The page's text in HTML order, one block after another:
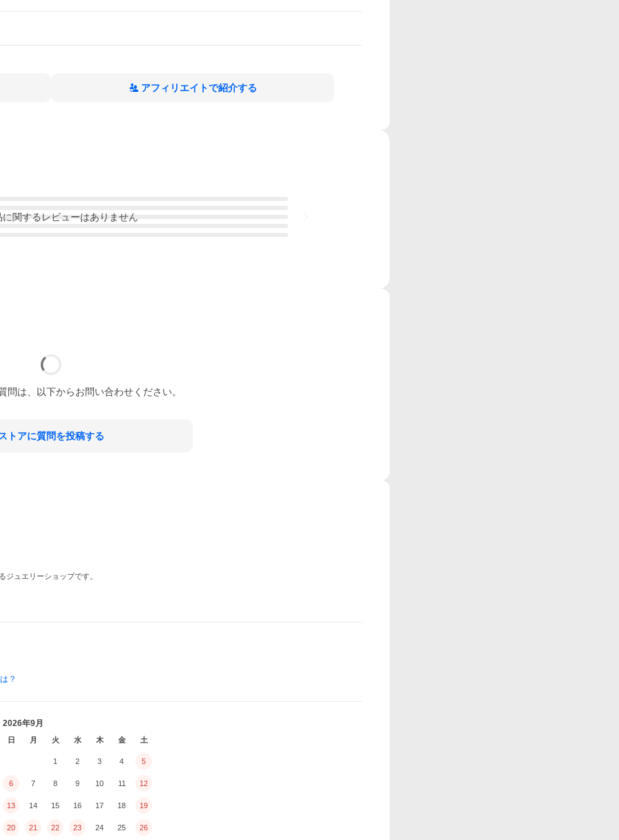
アフィリエイトで紹介する
に関するレビューはありません
問は、以下からお問い合わせください。
トアに質問を投稿する
ュエリーショップです。
？
2026年9月
日 月 火 水 木 金 土
1 2 3 4 5
6 7 8 9 10 11 12
13 14 15 16 17 18 19
20 21 22 23 24 25 26